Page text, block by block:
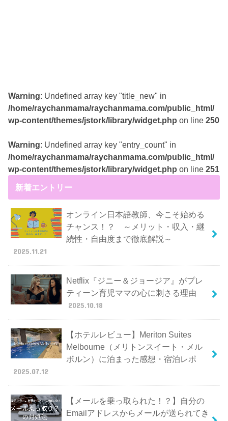
Warning: Undefined array key "title_new" in
/home/raychanmama/raychanmama.com/public_html/
wp-content/themes/jstork/library/widget.php on line250
Warning: Undefined array key "entry_count" in
/home/raychanmama/raychanmama.com/public_html/
wp-content/themes/jstork/library/widget.php on line251
新着エントリー
オンライン日本語教師、今こそ始める
チャンス！？ ～メリット・収入・継
続性・自由度まで徹底解説～
2025.11.21
Netflix『ジニー＆ジョージア』がプレ
ティーン育児ママの心に刺さる理由
2025.10.18
【ホテルレビュー】Meriton Suites
Melbourne（メリトンスイート・メル
ボルン）に泊まった感想・宿泊レポ
2025.07.12
【メールを乗っ取られた！？】自分の
Emailアドレスからメールが送られてき